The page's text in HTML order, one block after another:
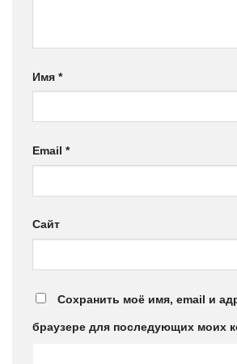
Имя *
Email *
Сайт
Сохранить моё имя, email и
браузере для последующих моих